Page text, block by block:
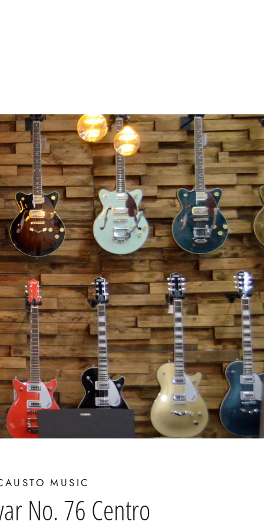
MUSIC
No. 76 Centro